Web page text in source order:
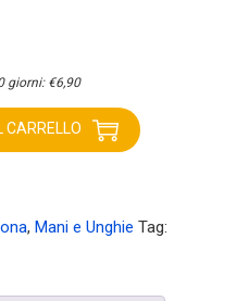
giorni: €6,90
CARRELLO
, Mani e Unghie Tag: